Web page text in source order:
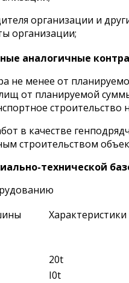
организации и
организации;
аналогичные
не менее от
от планируемой
строительство
в качестве
строительством
технической
Характеристики
20t
I0t